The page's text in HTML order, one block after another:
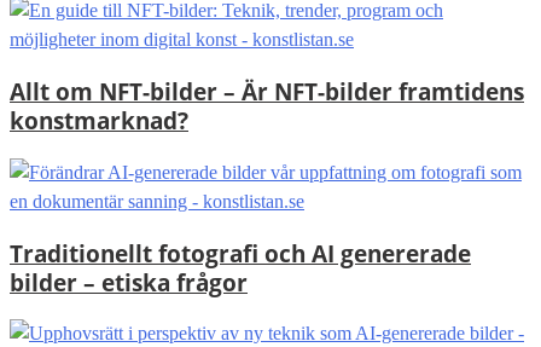
Allt om NFT-bilder – Är NFT-bilder framtidens
konstmarknad?
Traditionellt fotografi och AI genererade
bilder – etiska frågor